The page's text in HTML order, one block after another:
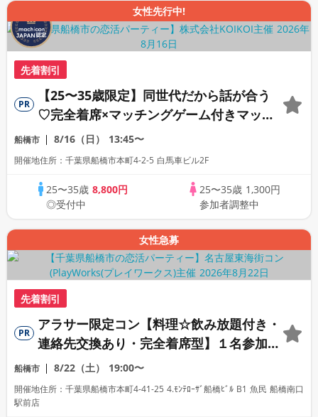
女性先行中!
先着割引
PR
【25〜35歳限定】同世代だから話が合う
♡完全着席×マッチングゲーム付きマッチ
ングコン
船橋市 8/16（日） 13:45〜
開催地住所：千葉県船橋市本町4-2-5 白馬車ビル2F
25〜35歳8,800円
◎受付中
25〜35歳 1,300円
参加者調整中
女性急募
先着割引
PR
アラサー限定コン【料理☆飲み放題付き・
連絡先交換あり・完全着席型】１名参加多
数・初参加も大歓迎☆プレイワークス主催
☆
船橋市 8/22（土） 19:00〜
開催地住所：千葉県船橋市本町4-41-25 4.ﾓﾝﾃﾛｰｻﾞ船橋ﾋﾞﾙ B1 魚民 船橋南口
駅前店